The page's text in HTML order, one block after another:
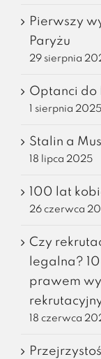
Pierwszy
Paryżu
29 sierpnia
Optanci do
1 sierpnia 2025
Stalin a
18 lipca 2025
100 lat
26 czerwca
Czy
legalna?
prawem
18 czerwca